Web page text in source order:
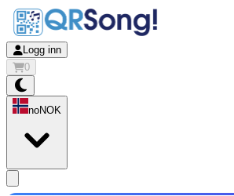
Logg inn
0
noNOK